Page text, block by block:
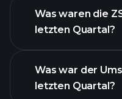
Was waren die
letzten Quartal?
Was war der
letzten Quartal?